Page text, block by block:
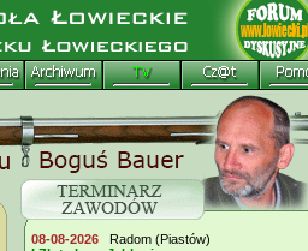
08-08-2026 Radom (Piastów)